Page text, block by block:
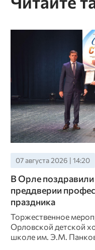
07 августа 2026 | 14:20
В Орле поздравили
преддверии
праздника
Торжественное
Орловской детской
школе им. Э.М.